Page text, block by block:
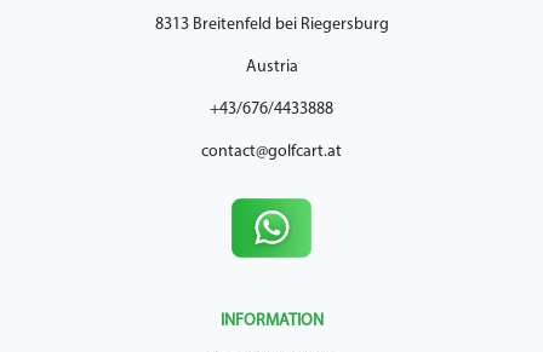
8313 Breitenfeld bei Riegersburg
Austria
+43/676/4433888
contact@golfcart.at
INFORMATION